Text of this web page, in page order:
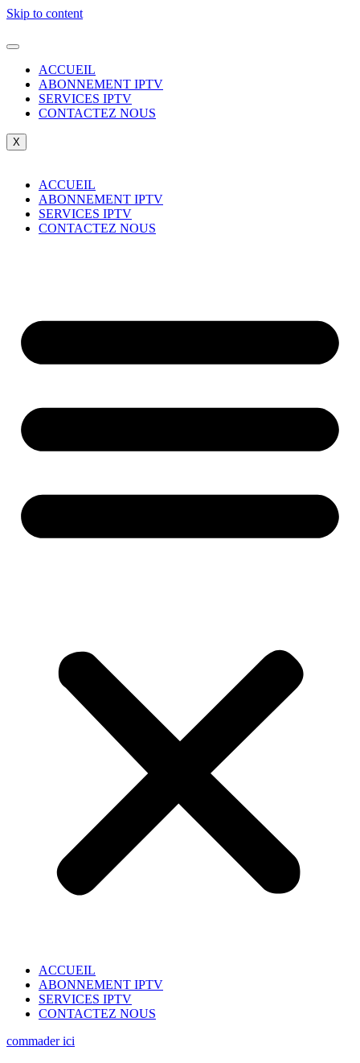
Skip to content
ACCUEIL
ABONNEMENT IPTV
SERVICES IPTV
CONTACTEZ NOUS
X
ACCUEIL
ABONNEMENT IPTV
SERVICES IPTV
CONTACTEZ NOUS
ACCUEIL
ABONNEMENT IPTV
SERVICES IPTV
CONTACTEZ NOUS
commader ici